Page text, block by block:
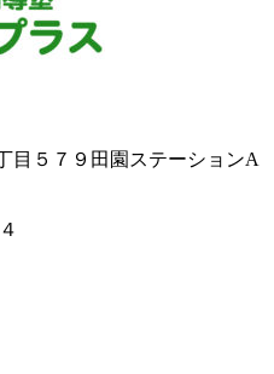
目５７９田園ステーションA